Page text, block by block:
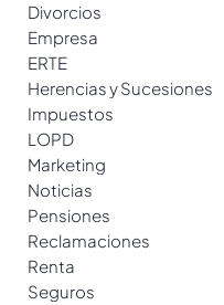
Divorcios
Empresa
ERTE
Herencias y Sucesiones
Impuestos
LOPD
Marketing
Noticias
Pensiones
Reclamaciones
Renta
Seguros